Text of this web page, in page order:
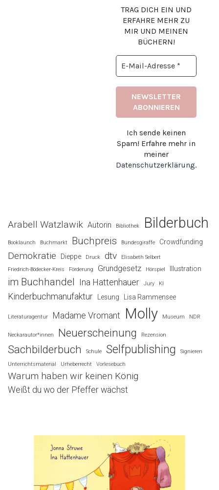
TRAG DICH EIN UND
ERFAHRE MEHR ZU
MIR UND MEINEN
BÜCHERN!
Ich sende keinen
Spam! Erfahre mehr in
meiner
Datenschutzerklärung.
Arabell Watzlawik Autorin Bibliothek Bilderbuch
Booklaunch Buchmarkt Buchpreis Bundesgiraffe Crowdfunding
Demokratie Dieppe Druck dtv
Elisabeth Selbert
Friedrich-Bödecker-Kreis
Förderung Grundgesetz Hörspiel Illustration
im Buchhandel Ina Hattenhauer Jury KI
Kinderbuchmanufaktur Lesung Lisa Rammensee
Literaturagentur Madame Vromant Molly Museum NDR
Neckarautor*innen Neuerscheinung Rezension
Sachbilderbuch Schule Selfpublishing
Signieren
Unterrichtsmaterial
Urheberrecht Vorlesebuch
Warum haben wir keinen König
Weißt du wo der Pfeffer wächst